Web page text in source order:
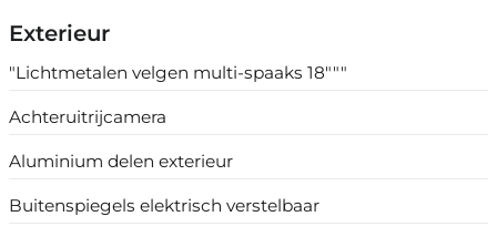
Exterieur
"Lichtmetalen velgen multi-spaaks 18"""
Achteruitrijcamera
Aluminium delen exterieur
Buitenspiegels elektrisch verstelbaar